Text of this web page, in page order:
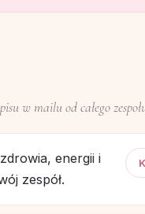
w mailu od całego
energii i
zespół.